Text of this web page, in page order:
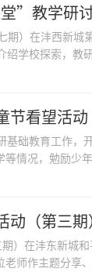
”教学研讨
）在沣西新城
绍学校探索，教
节看望活动
基础教育工作
情况，勉励少
（第三期）
在沣东新城
师作主题分享